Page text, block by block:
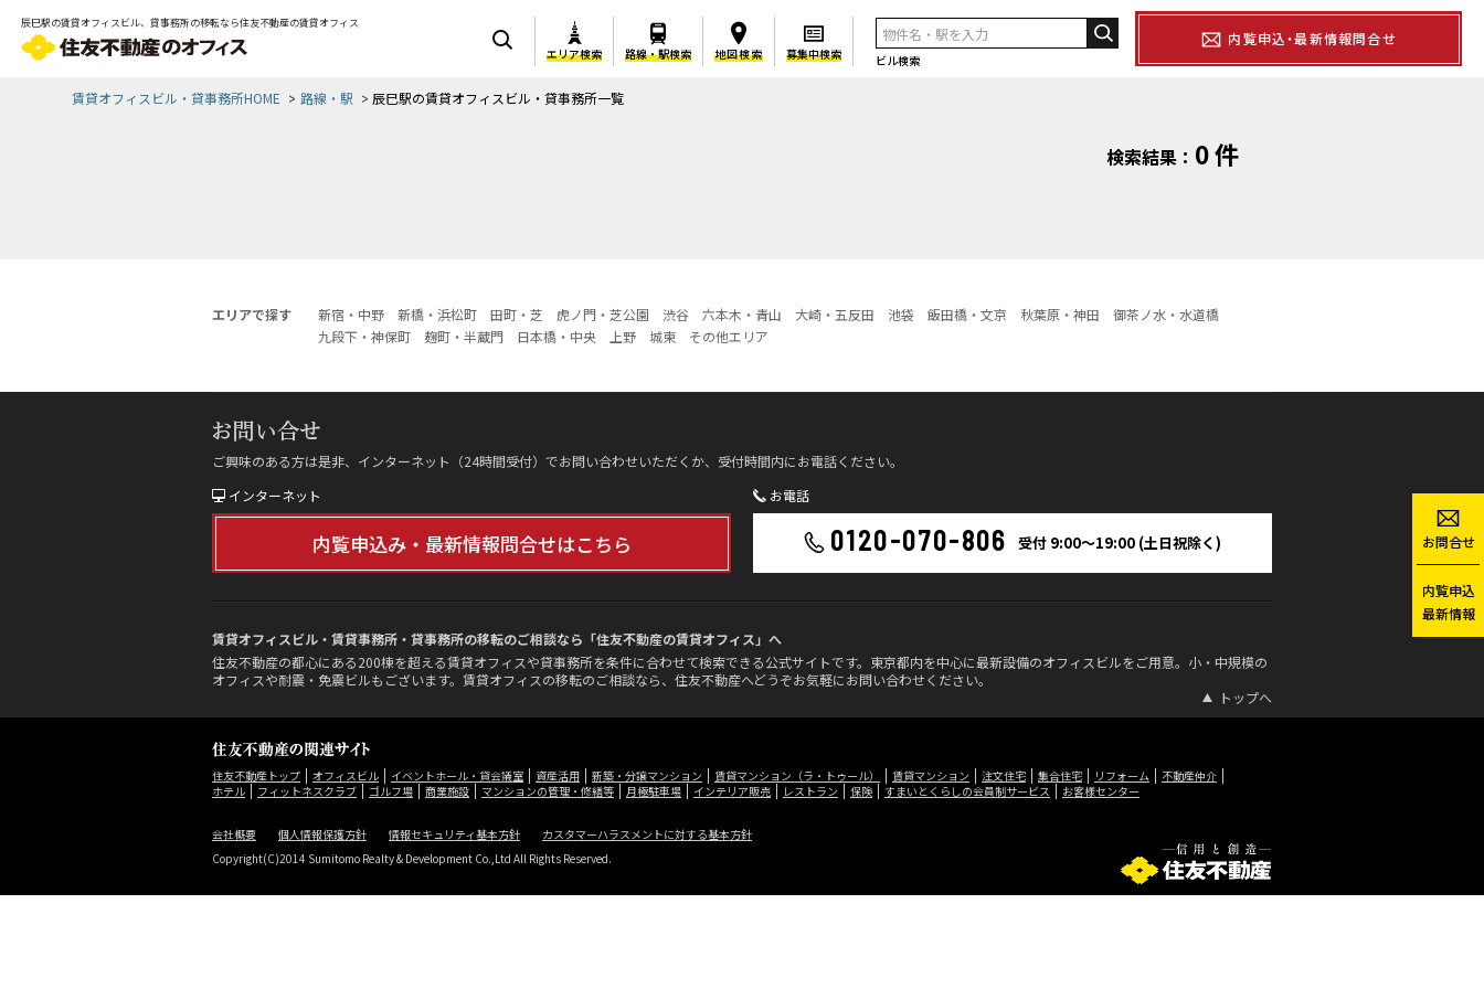
辰巳駅の賃貸オフィスビル、貸事務所の移転なら住友不動産の賃貸オフィス
エリア検索 路線・駅検索 地図検索 募集中検索 ビル検索
内覧申込・最新情報問合せ
賃貸オフィスビル・貸事務所HOME 路線・駅 辰巳駅の賃貸オフィスビル・貸事務所一覧
検索結果： 0 件
お問合せ
内覧申込
最新情報
エリアで探す 新宿・中野 新橋・浜松町 田町・芝 虎ノ門・芝公園 渋谷 六本木・青山 大崎・五反田 池袋 飯田橋・文京 秋葉原・神田
御茶ノ水・水道橋
九段下・神保町
麹町・半蔵門 日本橋・中央 上野 城東 その他エリア
ご興味のある方は是非、インターネット（24時間受付）でお問い合わせいただくか、受付時間内にお電話ください。
インターネット
内覧申込み・最新情報問合せはこちら
お電話
0120-070-806 受付 9:00～19:00 (土日祝除く)
賃貸オフィスビル・賃貸事務所・貸事務所の移転のご相談なら「住友不動産の賃貸オフィス」へ
住友不動産の都心にある200棟を超える賃貸オフィスや貸事務所を条件に合わせて検索できる公式サイトです。東京都内を中心に最新設備のオフィスビルをご用意。小・中規模の
オフィスや耐震・免震ビルもございます。賃貸オフィスの移転のご相談なら、住友不動産へどうぞお気軽にお問い合わせください。
トップへ
住友不動産トップ オフィスビル イベントホール・貸会議室 資産活用 新築・分譲マンション 賃貸マンション（ラ・トゥール） 賃貸マンション 注文住宅 集合住宅 リフォーム
不動産仲介
ホテル
フィットネスクラブ ゴルフ場 商業施設 マンションの管理・修繕等 月極駐車場 インテリア販売 レストラン 保険 すまいとくらしの会員制サービス お客様センター
会社概要 個人情報保護方針 情報セキュリティ基本方針
カスタマーハラスメントに対する基本方針
Copyright(C)2014 Sumitomo Realty & Development Co.,Ltd All Rights Reserved.